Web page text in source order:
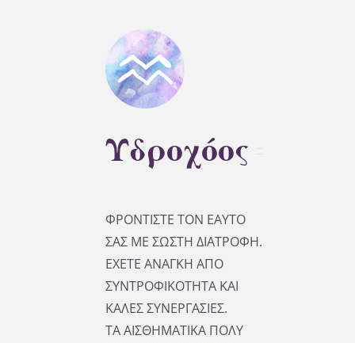
Υδροχόος
ΦΡΟΝΤΙΣΤΕ ΤΟΝ ΕΑΥΤΟ
ΣΑΣ ΜΕ ΣΩΣΤΗ ΔΙΑΤΡΟΦΗ.
ΕΧΕΤΕ ΑΝΑΓΚΗ ΑΠΟ
ΣΥΝΤΡΟΦΙΚΟΤΗΤΑ ΚΑΙ
ΚΑΛΕΣ ΣΥΝΕΡΓΑΣΙΕΣ.
ΤΑ ΑΙΣΘΗΜΑΤΙΚΑ ΠΟΛΥ